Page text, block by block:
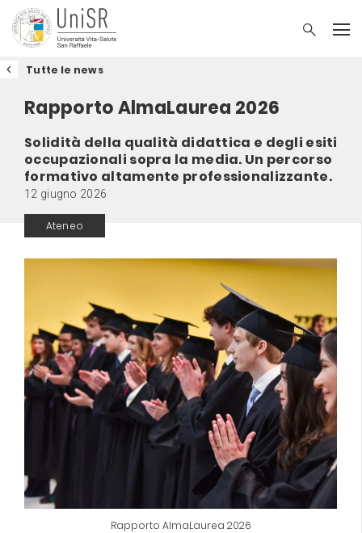
Tutte le news
Rapporto AlmaLaurea 2026
Solidità della qualità didattica e degli esiti
occupazionali sopra la media. Un percorso
formativo altamente professionalizzante.
12 giugno 2026
Ateneo
Rapporto AlmaLaurea 2026